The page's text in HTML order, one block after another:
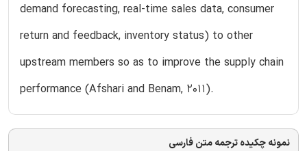
demand forecasting, real-time sales data, consumer
return and feedback, inventory status) to other
upstream members so as to improve the supply chain
performance (Afshari and Benam, 2011).
نمونه چکیده ترجمه متن فارسی